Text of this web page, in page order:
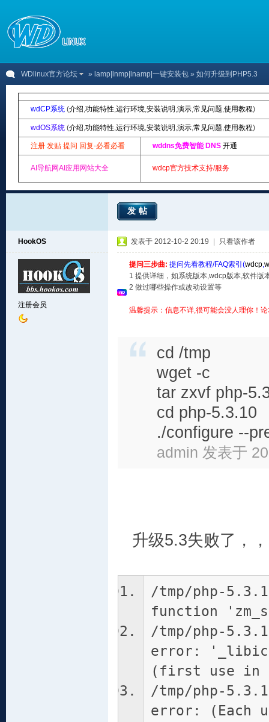
WDlinux官方论坛 » lamp|lnmp|lnamp|一键安装包 » 如何升级到PHP5.3
wdCP系统 (介绍,功能特性,运行环境,安装说明 ,演示,常见问题,使用教程)
wdOS系统 (介绍,功能特性,运行环境,安装说明 ,演示,常见问题,使用教程)
注册 发贴 提问 回复-必看必看 wddns免费智能 DNS 开通
AI导航网AI应用网站大全 wdcp官方技术支持/服务
发帖
HookOS
注册会员
发表于 2012-10-2 20:19 只看该作者
提问三步曲: 提问先看教程/FAQ索引(wdcp,
1 提供详细，如系统版本,wdcp版本,软件版
2 做过哪些操作或改动设置等
温馨提示：信息不详,很可能会没人理你！
cd /tmp
wget -c
tar zxvf php-
cd php-5.3.10
./configure --
admin 发表于
升级5.3失败了，
/tmp/php-
function
/tmp/php-
error:
(first use in
/tmp/php-
error: (Each